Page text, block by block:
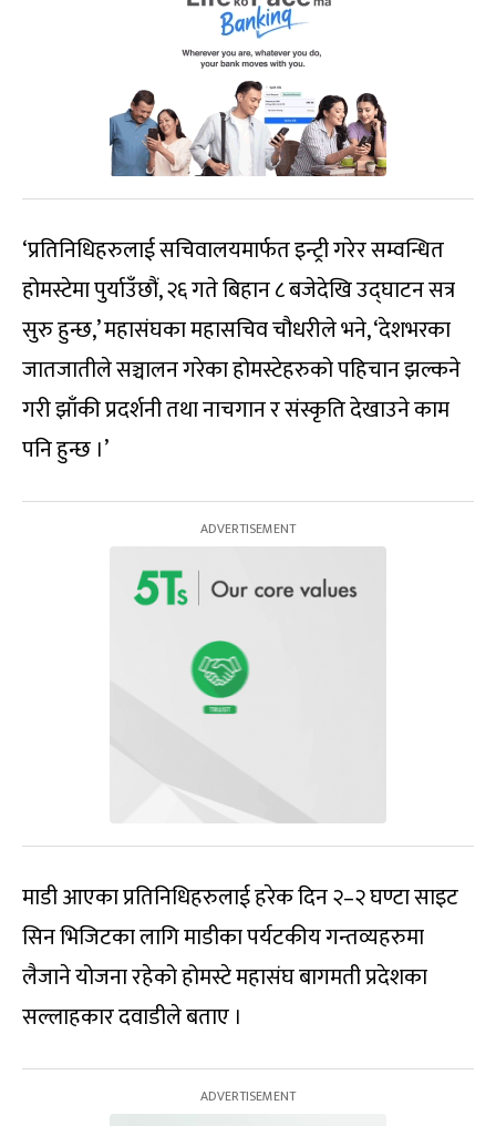
‘प्रतिनिधिहरुलाई सचिवालयमार्फत इन्ट्री गरेर सम्वन्धित
होमस्टेमा पुर्याउँछौं, २६ गते बिहान ८ बजेदेखि उद्घाटन सत्र
सुरु हुन्छ,’ महासंघका महासचिव चौधरीले भने, ‘देशभरका
जातजातीले सञ्चालन गरेका होमस्टेहरुको पहिचान झल्कने
गरी झाँकी प्रदर्शनी तथा नाचगान र संस्कृति देखाउने काम
पनि हुन्छ ।’
माडी आएका प्रतिनिधिहरुलाई हरेक दिन २–२ घण्टा साइट
सिन भिजिटका लागि माडीका पर्यटकीय गन्तव्यहरुमा
लैजाने योजना रहेको होमस्टे महासंघ बागमती प्रदेशका
सल्लाहकार दवाडीले बताए ।